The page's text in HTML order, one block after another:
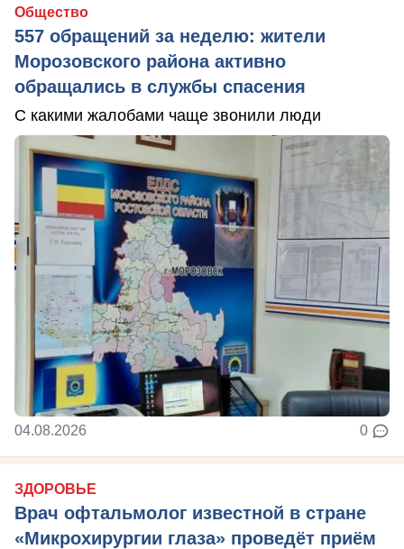
Общество
557 обращений за неделю: жители
Морозовского района активно
обращались в службы спасения
С какими жалобами чаще звонили люди
04.08.2026 0
ЗДОРОВЬЕ
Врач офтальмолог известной в стране
«Микрохирургии глаза» проведёт приём